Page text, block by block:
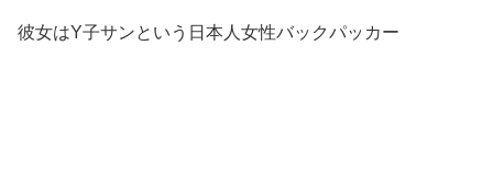
彼女はY子サンという日本人女性バックパッカー